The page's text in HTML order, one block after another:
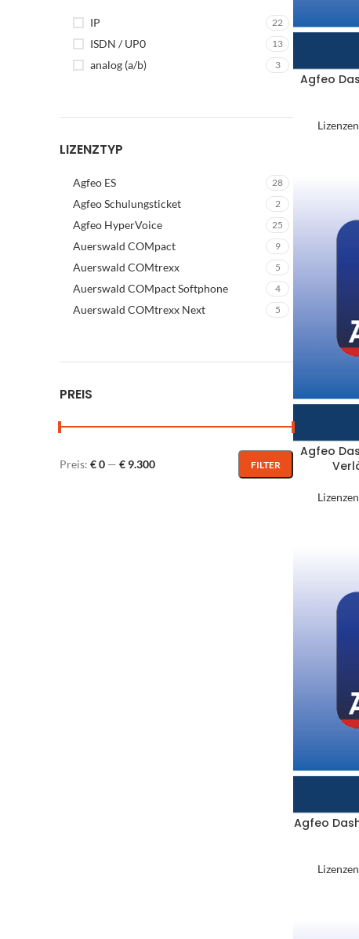
IP 22
ISDN / UP0 13
analog (a/b) 3
LIZENZTYP
Agfeo ES 28
Agfeo Schulungsticket 2
Agfeo HyperVoice 25
Auerswald COMpact 9
Auerswald COMtrexx 5
Auerswald COMpact Softphone 4
Auerswald COMtrexx Next 5
PREIS
FILTER
Preis: € 0 — € 9.300
Agfeo
Agfeo
Agfeo